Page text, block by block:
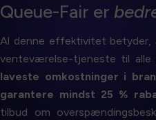
Queue-Fair er
Al denne effektivitet betyder,
venteværelse-tjeneste til alle
laveste omkostninger i
garantere mindst 25 %
tilbud om